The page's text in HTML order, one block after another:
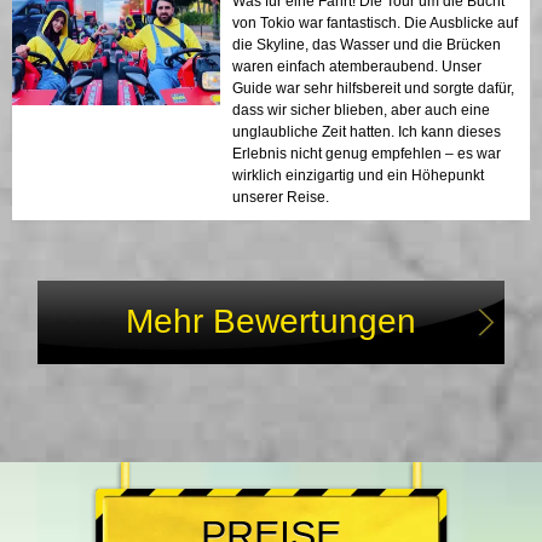
von Tokio war fantastisch. Die Ausblicke auf
die Skyline, das Wasser und die Brücken
waren einfach atemberaubend. Unser
Guide war sehr hilfsbereit und sorgte dafür,
dass wir sicher blieben, aber auch eine
unglaubliche Zeit hatten. Ich kann dieses
Erlebnis nicht genug empfehlen – es war
wirklich einzigartig und ein Höhepunkt
unserer Reise.
Mehr Bewertungen